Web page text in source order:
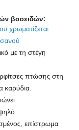
βοοειδών:
χρωματίζεται
με τη στέγη
πτώσης στη
καρύδια.
επίστρωμα